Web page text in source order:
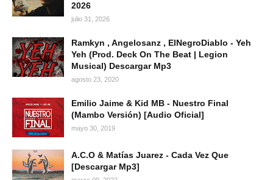
2026
julio 31, 2026
Ramkyn , Angelosanz , ElNegroDiablo - Yeh
Yeh (Prod. Deck On The Beat | Legion
Musical) Descargar Mp3
agosto 23, 2020
Emilio Jaime & Kid MB - Nuestro Final
(Mambo Versión) [Audio Oficial]
mayo 30, 2019
A.C.O & Matías Juarez - Cada Vez Que
[Descargar Mp3]